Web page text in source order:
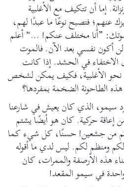
إما أن تتكيف مع الأغلبية
عنهم؛ فتصبح نوعًا ما عبدًا لهم،
”أنا مختلف عنكم! ...“ أعلم
لن أكون نفسي بعد الآن. فالموت
في الحشد. إذا كانت
الأغلبية، فكيف يمكن لشخص
الطاحونة الضخمة بمفردها؟
سيمو، الذي كان يعيش في شارعنا
إعاقة حركية. كان هو أيضًا يشتم
لكم من جشعين! حسنًا، كل شيء كما
لكم. ليس لدي ما أقوله
هذه الأرصفة والممرات، كان
في سيمو المقعد!